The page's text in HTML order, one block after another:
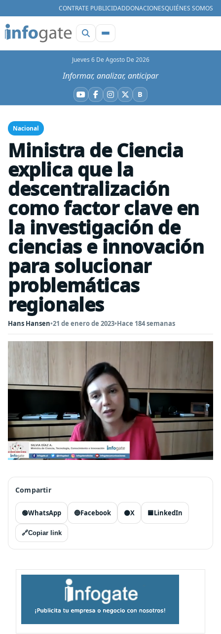
CONTRATE PUBLICIDADDONACIONESQUIÉNES SOMOS
Jueves 6 De Agosto De 2026
Informar, analizar, anticipar
YouTube
Facebook
Instagram
X BBluesky
Nacional
Ministra de Ciencia
explica que la
descentralización
como factor clave en
la investigación de
ciencias e innovación
para solucionar
problemáticas
regionales
Hans Hansen•21 de enero de 2023•Hace 184 semanas
Compartir
🟢WhatsApp 🔵Facebook ⚫X 🟦LinkedIn
🔗Copiar link